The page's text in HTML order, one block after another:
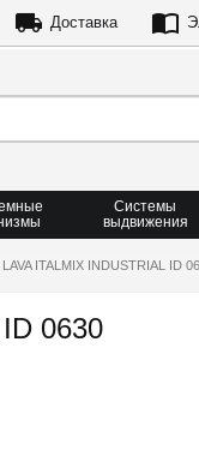
Доставка
Системы
выдвижения
ITALMIX INDUSTRIAL ID
0630